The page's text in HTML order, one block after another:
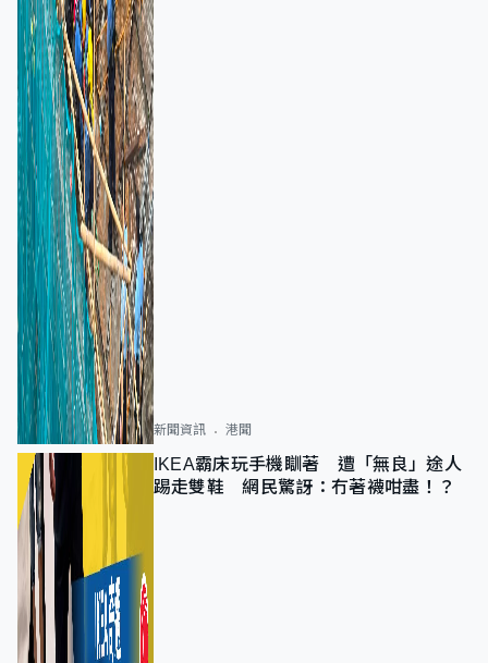
新聞資訊 港聞
IKEA霸床玩手機瞓著 遭「無良」途人
踢走雙鞋 網民驚訝：冇著襪咁盡！？